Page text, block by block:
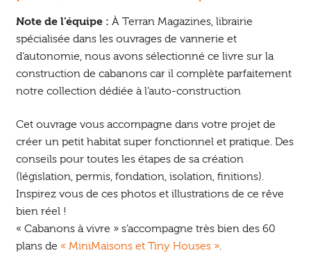
Note de l’équipe : À Terran Magazines, librairie
spécialisée dans les ouvrages de vannerie et
d’autonomie, nous avons sélectionné ce livre sur la
construction de cabanons car il complète parfaitement
notre collection dédiée à l’auto-construction
Cet ouvrage vous accompagne dans votre projet de
créer un petit habitat super fonctionnel et pratique. Des
conseils pour toutes les étapes de sa création
(législation, permis, fondation, isolation, finitions).
Inspirez vous de ces photos et illustrations de ce rêve
bien réel !
« Cabanons à vivre » s’accompagne très bien des 60
plans de « MiniMaisons et Tiny Houses ».